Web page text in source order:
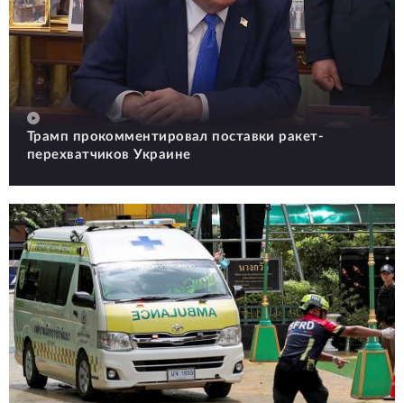
Трамп прокомментировал поставки ракет-
перехватчиков Украине